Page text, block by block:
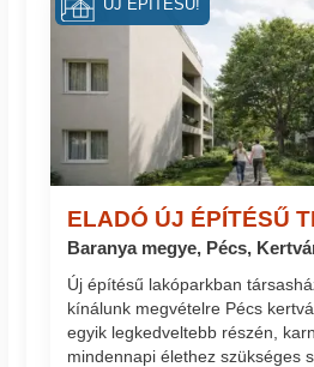
ELADÓ ÚJ ÉPÍTÉSŰ
Baranya megye, Pécs,
Új építésű lakóparkban
kínálunk megvételre Pécs
egyik legkedveltebb részén,
mindennapi élethez szükséges
ÚJ ÉPÍTÉSŰ!